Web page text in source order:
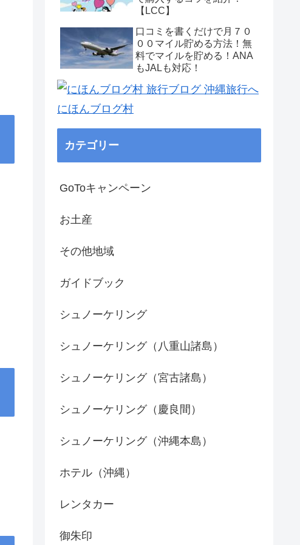
【LCC】
口コミを書くだけで月７０
００マイル貯める方法！無
料でマイルを貯める！ANA
もJALも対応！
にほんブログ村
カテゴリー
GoToキャンペーン
お土産
その他地域
ガイドブック
シュノーケリング
シュノーケリング（八重山諸島）
シュノーケリング（宮古諸島）
シュノーケリング（慶良間）
シュノーケリング（沖縄本島）
ホテル（沖縄）
レンタカー
御朱印